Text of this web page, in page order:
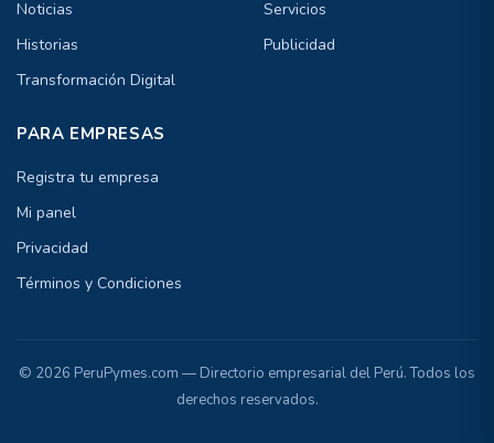
Noticias
Historias
Transformación Digital
Servicios
Publicidad
PARA EMPRESAS
Registra tu empresa
Mi panel
Privacidad
Términos y Condiciones
© 2026 PeruPymes.com — Directorio empresarial del Perú. Todos los
derechos reservados.